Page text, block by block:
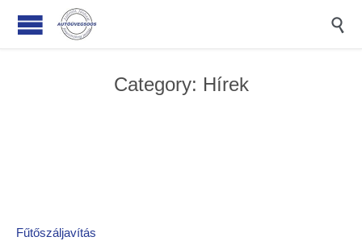

Category: Hírek
Fűtőszáljavítás